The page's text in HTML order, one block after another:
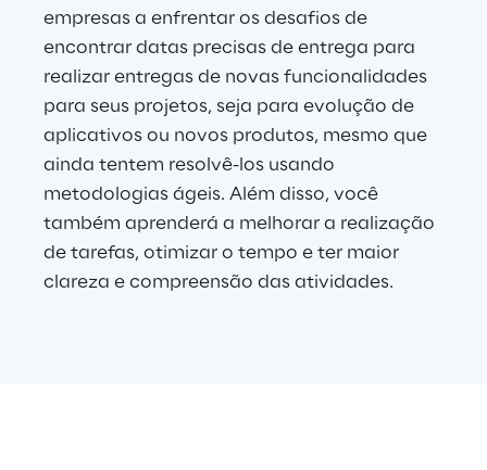
Reply Model Factory
Read more
Industries
empresas a enfrentar os desafios de
encontrar datas precisas de entrega para
realizar entregas de novas funcionalidades
para seus projetos, seja para evolução de
aplicativos ou novos produtos, mesmo que
ainda tentem resolvê-los usando
metodologias ágeis. Além disso, você
também aprenderá a melhorar a realização
de tarefas, otimizar o tempo e ter maior
clareza e compreensão das atividades.